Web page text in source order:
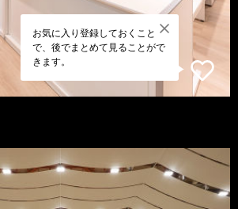
お気に入り登録しておくこと
で、後でまとめて見ることがで
きます。